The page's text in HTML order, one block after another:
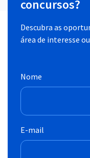
concursos?
Descubra as
área de interesse
Nome
E-mail